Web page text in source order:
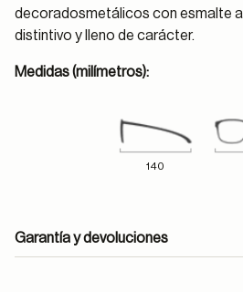
decoradosmetálicos con esmalte
distintivo y lleno de carácter.
Medidas (milímetros):
140
Garantía y devoluciones